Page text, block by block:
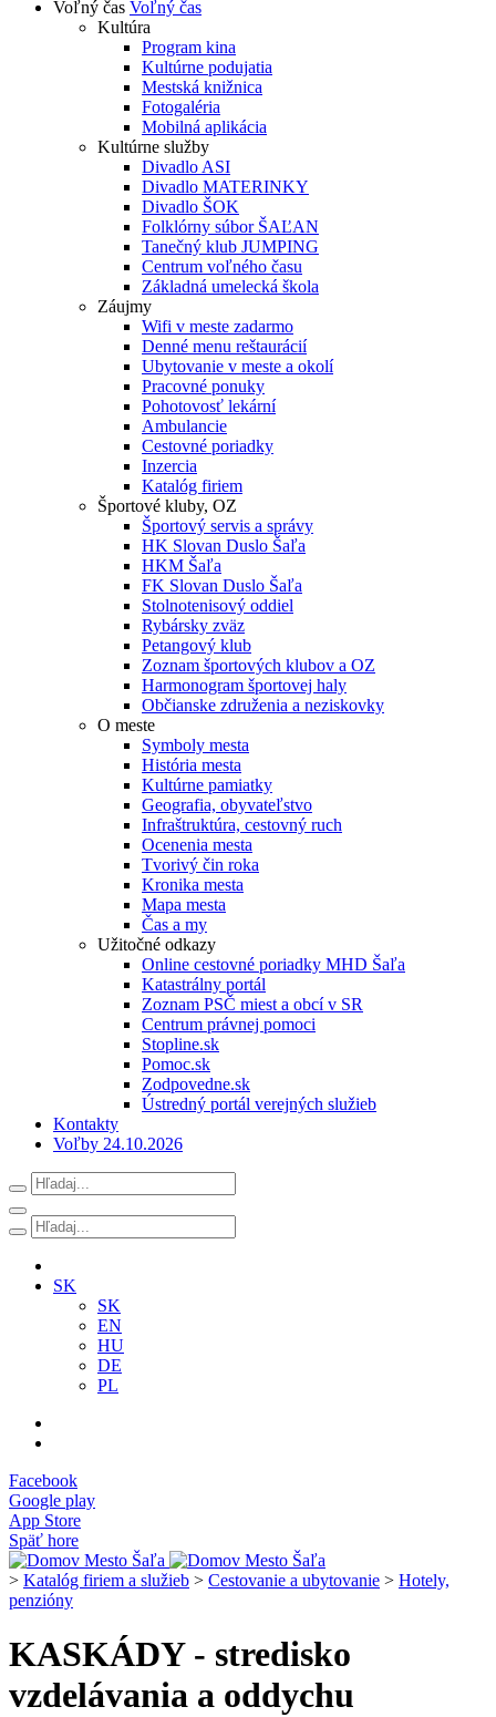
Voľný čas Voľný čas
Kultúra
Program kina
Kultúrne podujatia
Mestská knižnica
Fotogaléria
Mobilná aplikácia
Kultúrne služby
Divadlo ASI
Divadlo MATERINKY
Divadlo ŠOK
Folklórny súbor ŠAĽAN
Tanečný klub JUMPING
Centrum voľného času
Základná umelecká škola
Záujmy
Wifi v meste zadarmo
Denné menu reštaurácií
Ubytovanie v meste a okolí
Pracovné ponuky
Pohotovosť lekární
Ambulancie
Cestovné poriadky
Inzercia
Katalóg firiem
Športové kluby, OZ
Športový servis a správy
HK Slovan Duslo Šaľa
HKM Šaľa
FK Slovan Duslo Šaľa
Stolnotenisový oddiel
Rybársky zväz
Petangový klub
Zoznam športových klubov a OZ
Harmonogram športovej haly
Občianske združenia a neziskovky
O meste
Symboly mesta
História mesta
Kultúrne pamiatky
Geografia, obyvateľstvo
Infraštruktúra, cestovný ruch
Ocenenia mesta
Tvorivý čin roka
Kronika mesta
Mapa mesta
Čas a my
Užitočné odkazy
Online cestovné poriadky MHD Šaľa
Katastrálny portál
Zoznam PSČ miest a obcí v SR
Centrum právnej pomoci
Stopline.sk
Pomoc.sk
Zodpovedne.sk
Ústredný portál verejných služieb
Kontakty
Voľby 24.10.2026
SK
SK
EN
HU
DE
PL
Facebook
Google play
App Store
Späť hore
> Katalóg firiem a služieb > Cestovanie a ubytovanie > Hotely,
penzióny
KASKÁDY - stredisko
vzdelávania a oddychu